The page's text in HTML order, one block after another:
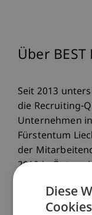
Über BEST
Seit 2013
die Recruiting-
Unternehmen
Fürstentum
der
2010 in
nach
Liechtenstein.
Diese